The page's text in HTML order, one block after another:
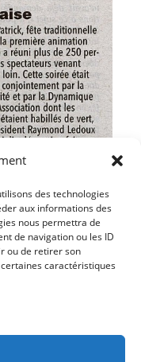
des technologies
aux informations des
nous permettra de
de navigation ou les ID
ou de retirer son
caractéristiques
CINÉMA LE CAMÉO